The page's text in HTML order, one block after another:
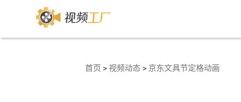
首页 > 视频动态 > 京东文具节定格动画